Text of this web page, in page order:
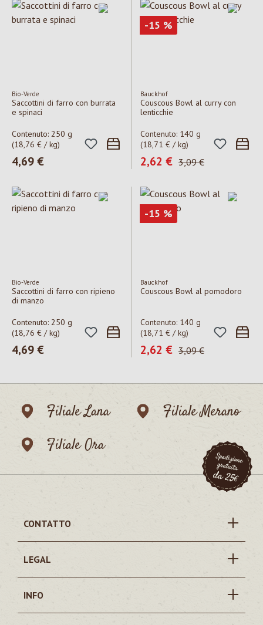
Bio-Verde
Saccottini di farro con burrata
e spinaci
Contenuto: 250 g
(18,76 € / kg)
Prezzo normale:
4,69 €
-15 Sconto
%
Bauckhof
Couscous Bowl al curry con
lenticchie
Contenuto: 140 g
(18,71 € / kg)
Prezzo di vendita:
2,62 € Prezzo normale:
3,09 €
Bio-Verde
Saccottini di farro con ripieno
di manzo
Contenuto: 250 g
(18,76 € / kg)
Prezzo normale:
4,69 €
-15 Sconto
%
Bauckhof
Couscous Bowl al pomodoro
Contenuto: 140 g
(18,71 € / kg)
Prezzo di vendita:
2,62 € Prezzo normale:
3,09 €
Filiale Lana
Filiale Merano
Filiale Ora
CONTATTO
LEGAL
INFO